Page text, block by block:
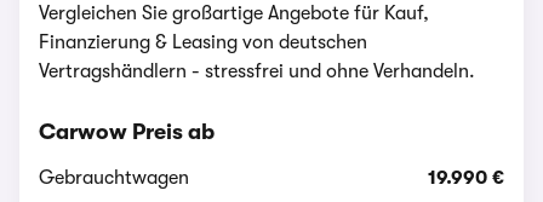
Vergleichen Sie großartige Angebote für Kauf,
Finanzierung & Leasing von deutschen
Vertragshändlern - stressfrei und ohne Verhandeln.
Carwow Preis ab
Gebrauchtwagen 19.990 €